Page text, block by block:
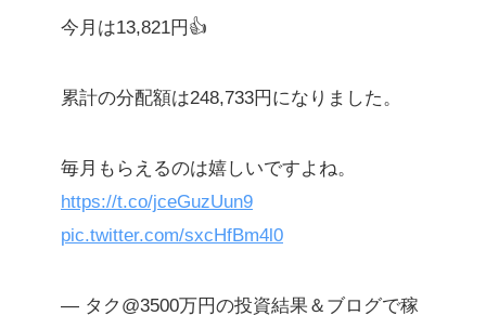
Q&A！クラウドバンクの疑問に回答
Funds（ファンズ）が登場
今月は13,821円👍
累計の分配額は248,733円になりました。
毎月もらえるのは嬉しいですよね。
https://t.co/jceGuzUun9
pic.twitter.com/sxcHfBm4l0
— タク@3500万円の投資結果＆ブログで稼